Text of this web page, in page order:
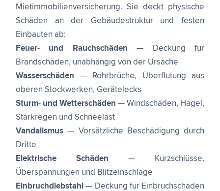
Mietimmobilienversicherung. Sie deckt physische
Schäden an der Gebäudestruktur und festen
Einbauten ab:
Feuer- und Rauchschäden — Deckung für
Brandschäden, unabhängig von der Ursache
Wasserschäden — Rohrbrüche, Überflutung aus
oberen Stockwerken, Gerätelecks
Sturm- und Wetterschäden — Windschäden, Hagel,
Starkregen und Schneelast
Vandalismus — Vorsätzliche Beschädigung durch
Dritte
Elektrische Schäden — Kurzschlüsse,
Überspannungen und Blitzeinschläge
Einbruchdiebstahl — Deckung für Einbruchschäden